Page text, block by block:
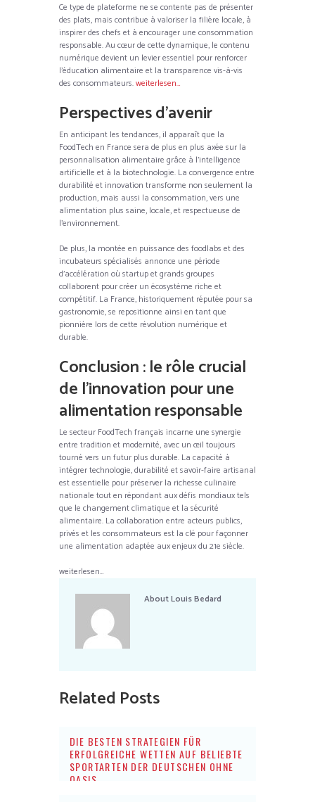
Ce type de plateforme ne se contente pas de présenter
des plats, mais contribue à valoriser la filière locale, à
inspirer des chefs et à encourager une consommation
responsable. Au cœur de cette dynamique, le contenu
numérique devient un levier essentiel pour renforcer
l’éducation alimentaire et la transparence vis-à-vis
des consommateurs.weiterlesen…
Perspectives d’avenir
En anticipant les tendances, il apparaît que la
FoodTech en France sera de plus en plus axée sur la
personnalisation alimentaire grâce à l’intelligence
artificielle et à la biotechnologie. La convergence entre
durabilité et innovation transforme non seulement la
production, mais aussi la consommation, vers une
alimentation plus saine, locale, et respectueuse de
l’environnement.
De plus, la montée en puissance des foodlabs et des
incubateurs spécialisés annonce une période
d’accélération où startup et grands groupes
collaborent pour créer un écosystème riche et
compétitif. La France, historiquement réputée pour sa
gastronomie, se repositionne ainsi en tant que
pionnière lors de cette révolution numérique et
durable.
Conclusion : le rôle crucial
de l’innovation pour une
alimentation responsable
Le secteur FoodTech français incarne une synergie
entre tradition et modernité, avec un œil toujours
tourné vers un futur plus durable. La capacité à
intégrer technologie, durabilité et savoir-faire artisanal
est essentielle pour préserver la richesse culinaire
nationale tout en répondant aux défis mondiaux tels
que le changement climatique et la sécurité
alimentaire. La collaboration entre acteurs publics,
privés et les consommateurs est la clé pour façonner
une alimentation adaptée aux enjeux du 21e siècle.
weiterlesen…
AboutLouis Bedard
Related Posts
DIE BESTEN STRATEGIEN FÜR
ERFOLGREICHE WETTEN AUF BELIEBTE
SPORTARTEN DER DEUTSCHEN OHNE
OASIS